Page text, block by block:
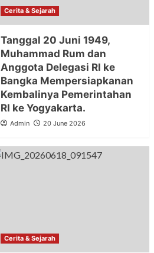
Cerita & Sejarah
Tanggal 20 Juni 1949,
Muhammad Rum dan
Anggota Delegasi RI ke
Bangka Mempersiapkanan
Kembalinya Pemerintahan
RI ke Yogyakarta.
Admin 20 June 2026
Cerita & Sejarah